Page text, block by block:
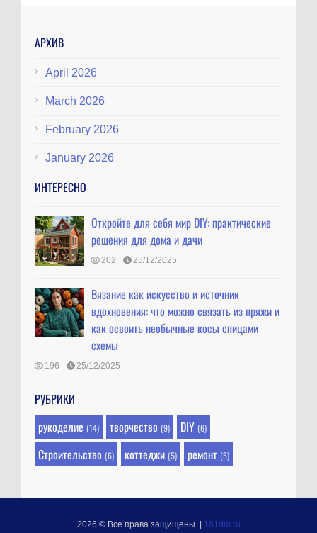
АРХИВ
April 2026
March 2026
February 2026
January 2026
ИНТЕРЕСНО
Откройте для себя мир DIY: практические
решения для дома и дачи
202 25/12/2025
Вязание как искусство и источник
вдохновения: что можно связать из пряжи и
как освоить необычные косы спицами
схемы
196 25/12/2025
РУБРИКИ
рукоделие (14) творчество (9) DIY (6)
Строительство (6) коттеджи (5) ремонт (5)
2026 © Все права защищены. 161dm.ru